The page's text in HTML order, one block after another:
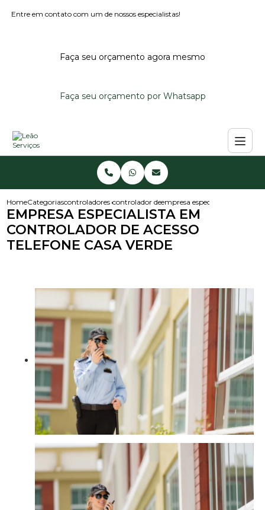
Entre em contato com um de nossos especialistas!
Faça seu orçamento agora mesmo
Faça seu orçamento por Whatsapp
HomeCategoriascontroladores de acessocontrolador de acesso externo
empresa especialista em
EMPRESA ESPECIALISTA EM
CONTROLADOR DE ACESSO
TELEFONE CASA VERDE